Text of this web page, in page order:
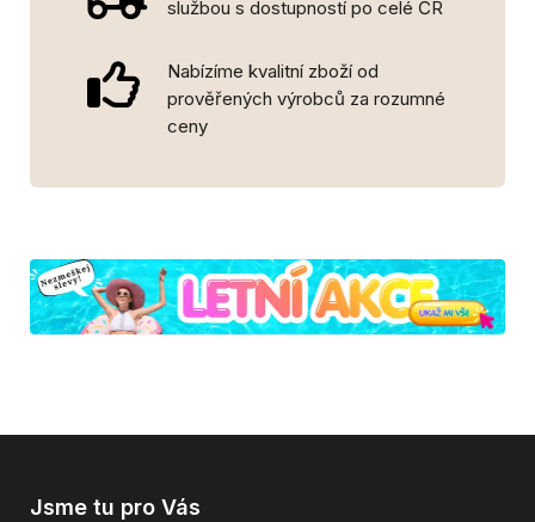
službou s dostupností po celé ČR
Nabízíme kvalitní zboží od
prověřených výrobců za rozumné
ceny
Jsme tu pro Vás